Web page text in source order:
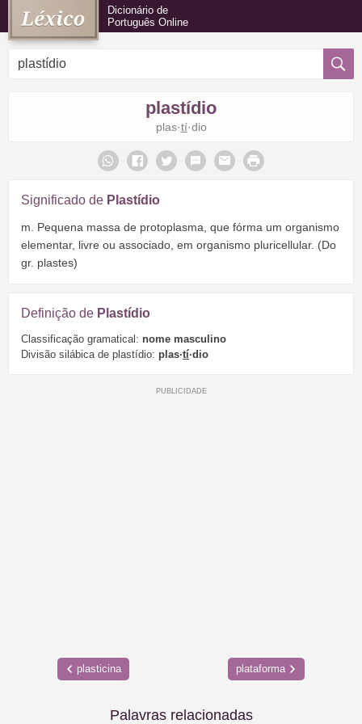
Dicionário de
Português Online
plastídio
plas·tí·dio
Significado de Plastídio
m. Pequena massa de protoplasma, que fórma um organismo
elementar, livre ou associado, em organismo pluricellular. (Do
gr. plastes)
Definição de Plastídio
Classificação gramatical: nome masculino
Divisão silábica de plastídio: plas·tí·dio
plasticina plataforma
Palavras relacionadas